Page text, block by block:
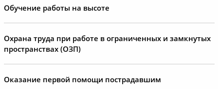
Обучение работы на высоте
Охрана труда при работе в ограниченных и замкнутых
пространствах (ОЗП)
Оказание первой помощи пострадавшим